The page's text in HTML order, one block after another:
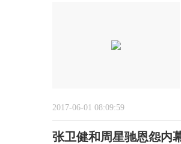
2017-06-01 08:09:59
张卫健和周星驰恩怨内